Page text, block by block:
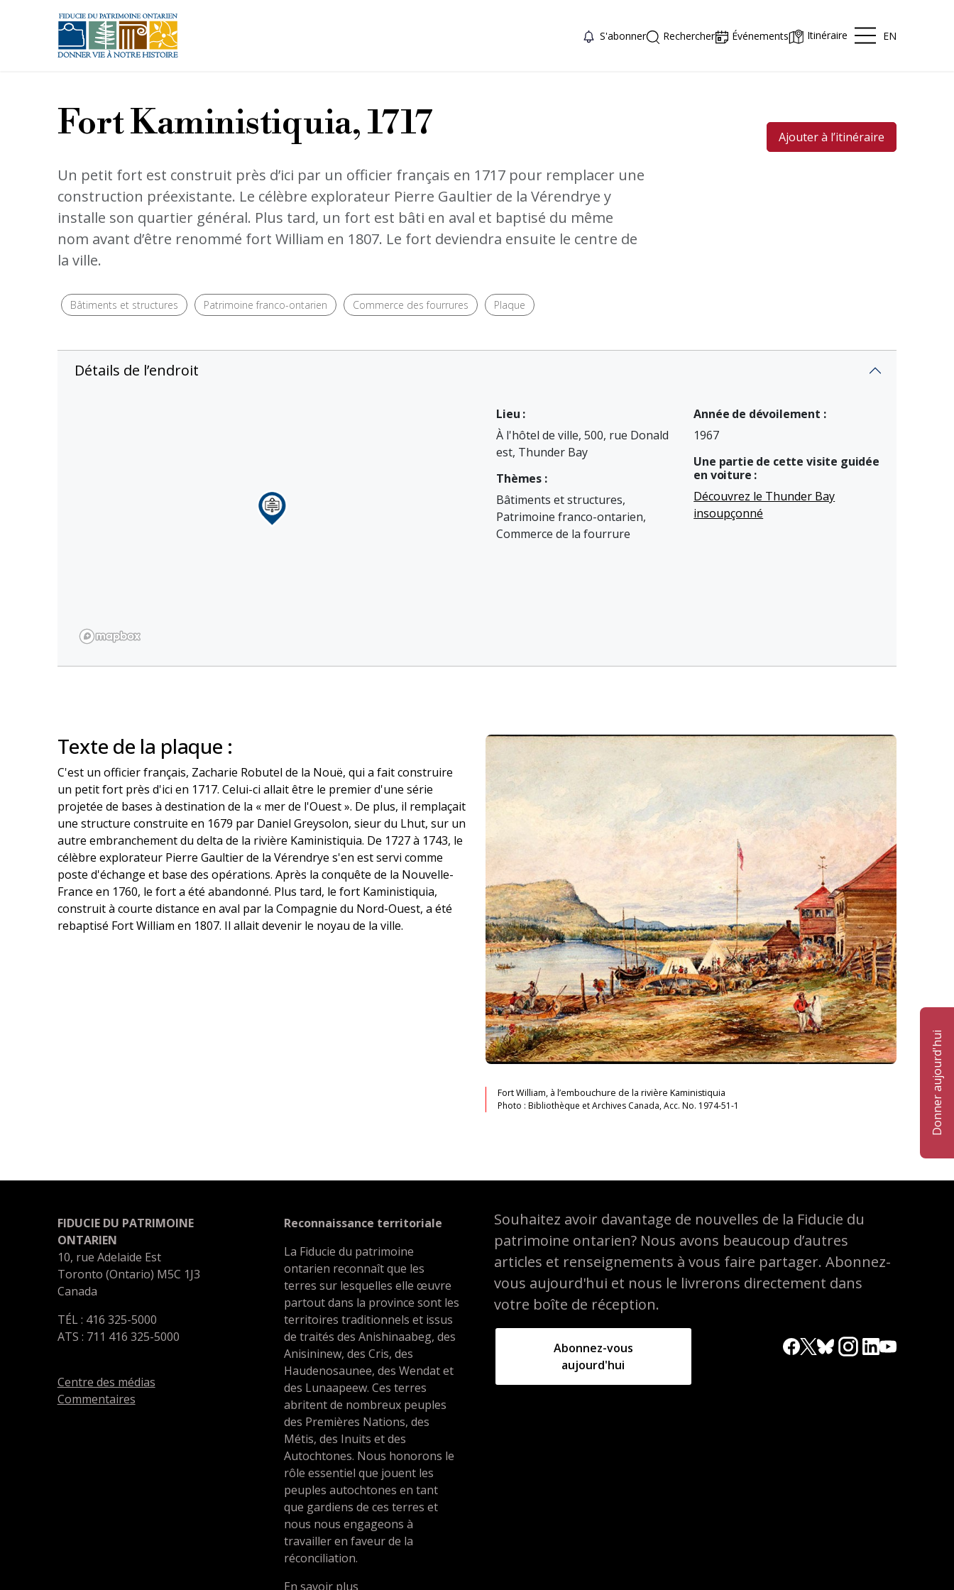
S'abonner Rechercher Événements Itinéraire EN
Donner aujourd'hui
Fort Kaministiquia, 1717 Ajouter à l’itinéraire
Un petit fort est construit près d’ici par un officier français en 1717 pour remplacer une
construction préexistante. Le célèbre explorateur Pierre Gaultier de la Vérendrye y
installe son quartier général. Plus tard, un fort est bâti en aval et baptisé du même
nom avant d’être renommé fort William en 1807. Le fort deviendra ensuite le centre de
la ville.
Bâtiments et structures Patrimoine franco-ontarien Commerce des fourrures Plaque
Détails de l’endroit
Lieu :
À l'hôtel de ville, 500, rue Donald
est, Thunder Bay
Thèmes :
Bâtiments et structures,
Patrimoine franco-ontarien,
Commerce de la fourrure
Année de dévoilement :
1967
Une partie de cette visite guidée
en voiture :
Découvrez le Thunder Bay
insoupçonné
Texte de la plaque :
C'est un officier français, Zacharie Robutel de la Nouë, qui a fait construire
un petit fort près d'ici en 1717. Celui-ci allait être le premier d'une série
projetée de bases à destination de la « mer de l'Ouest ». De plus, il remplaçait
une structure construite en 1679 par Daniel Greysolon, sieur du Lhut, sur un
autre embranchement du delta de la rivière Kaministiquia. De 1727 à 1743, le
célèbre explorateur Pierre Gaultier de la Vérendrye s'en est servi comme
poste d'échange et base des opérations. Après la conquête de la Nouvelle-
France en 1760, le fort a été abandonné. Plus tard, le fort Kaministiquia,
construit à courte distance en aval par la Compagnie du Nord-Ouest, a été
rebaptisé Fort William en 1807. Il allait devenir le noyau de la ville.
Fort William, à l’embouchure de la rivière Kaministiquia
Photo : Bibliothèque et Archives Canada, Acc. No. 1974-51-1
FIDUCIE DU PATRIMOINE
ONTARIEN
10, rue Adelaide Est
Toronto (Ontario) M5C 1J3
Canada
TÉL : 416 325-5000
ATS : 711 416 325-5000
Centre des médias
Commentaires
Reconnaissance territoriale
La Fiducie du patrimoine
ontarien reconnaît que les
terres sur lesquelles elle œuvre
partout dans la province sont les
territoires traditionnels et issus
de traités des Anishinaabeg, des
Anisininew, des Cris, des
Haudenosaunee, des Wendat et
des Lunaapeew. Ces terres
abritent de nombreux peuples
des Premières Nations, des
Métis, des Inuits et des
Autochtones. Nous honorons le
rôle essentiel que jouent les
peuples autochtones en tant
que gardiens de ces terres et
nous nous engageons à
travailler en faveur de la
réconciliation.
En savoir plus
Souhaitez avoir davantage de nouvelles de la Fiducie du
patrimoine ontarien? Nous avons beaucoup d’autres
articles et renseignements à vous faire partager. Abonnez-
vous aujourd'hui et nous le livrerons directement dans
votre boîte de réception.
Abonnez-vous
aujourd'hui